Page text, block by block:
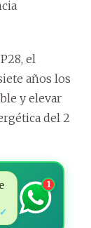
el
años los
y elevar
del 2
1